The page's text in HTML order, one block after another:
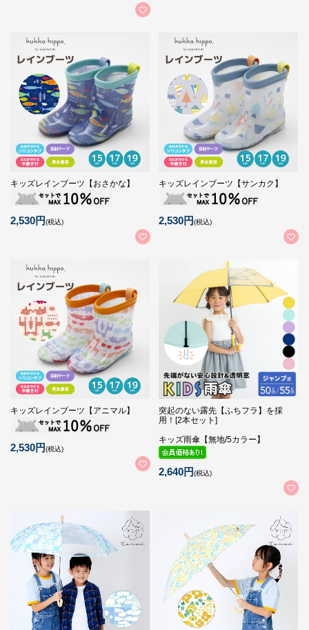
キッズレインブーツ【おさかな】
2,530円(税込)
キッズレインブーツ【サンカク】
2,530円(税込)
キッズレインブーツ【アニマル】
2,530円(税込)
突起のない露先【ふちフラ】を採
用！[2本セット]
キッズ雨傘【無地/5カラー】
2,640円(税込)